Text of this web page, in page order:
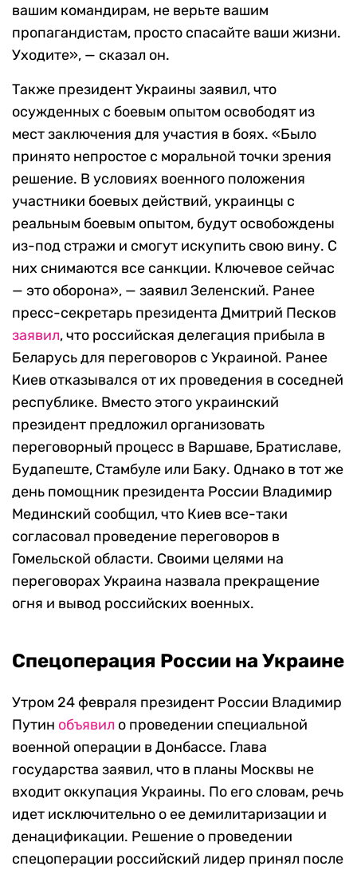
вашим командирам, не верьте вашим
пропагандистам, просто спасайте ваши жизни.
Уходите», — сказал он.
Также президент Украины заявил, что
осужденных с боевым опытом освободят из
мест заключения для участия в боях. «Было
принято непростое с моральной точки зрения
решение. В условиях военного положения
участники боевых действий, украинцы с
реальным боевым опытом, будут освобождены
из-под стражи и смогут искупить свою вину. С
них снимаются все санкции. Ключевое сейчас
— это оборона», — заявил Зеленский. Ранее
пресс-секретарь президента Дмитрий Песков
заявил, что российская делегация прибыла в
Беларусь для переговоров с Украиной. Ранее
Киев отказывался от их проведения в соседней
республике. Вместо этого украинский
президент предложил организовать
переговорный процесс в Варшаве, Братиславе,
Будапеште, Стамбуле или Баку. Однако в тот же
день помощник президента России Владимир
Мединский сообщил, что Киев все-таки
согласовал проведение переговоров в
Гомельской области. Своими целями на
переговорах Украина назвала прекращение
огня и вывод российских военных.
Спецоперация России на Украине
Утром 24 февраля президент России Владимир
Путин объявил о проведении специальной
военной операции в Донбассе. Глава
государства заявил, что в планы Москвы не
входит оккупация Украины. По его словам, речь
идет исключительно о ее демилитаризации и
денацификации. Решение о проведении
спецоперации российский лидер принял после